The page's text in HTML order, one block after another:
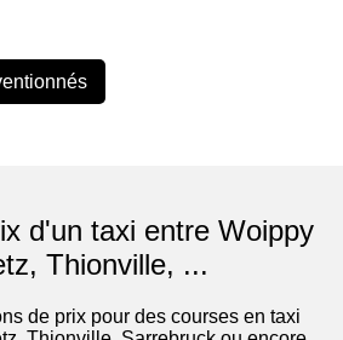
d'un taxi entre Woippy
Thionville, ...
de prix pour des courses en taxi